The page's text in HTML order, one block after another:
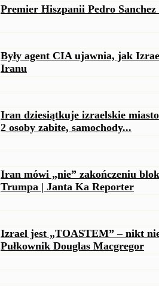
Premier Hiszpanii Pedro
Były agent CIA ujawnia, jak
Iranu
Iran dziesiątkuje izraelskie
2 osoby zabite, samochody...
Iran mówi „nie” zakończeniu
Trumpa | Janta Ka Reporter
Izrael jest „TOASTEM” – nikt
Pułkownik Douglas Macgregor